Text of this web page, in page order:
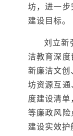
坊，进一
建设目标。
刘立新
洁教育深
新廉洁文
坊资源互
度建设清
等廉政风
建设实效护